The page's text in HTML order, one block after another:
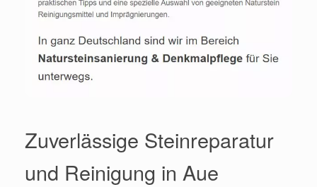
Zuverlässige Steinreparatur
und Reinigung in Aue